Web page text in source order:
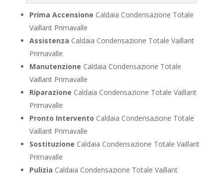
Prima Accensione Caldaia Condensazione Totale
Vaillant Primavalle
Assistenza Caldaia Condensazione Totale Vaillant
Primavalle
Manutenzione Caldaia Condensazione Totale
Vaillant Primavalle
Riparazione Caldaia Condensazione Totale Vaillant
Primavalle
Pronto Intervento Caldaia Condensazione Totale
Vaillant Primavalle
Sostituzione Caldaia Condensazione Totale Vaillant
Primavalle
Pulizia Caldaia Condensazione Totale Vaillant